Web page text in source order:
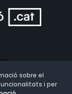
sobre el
i per